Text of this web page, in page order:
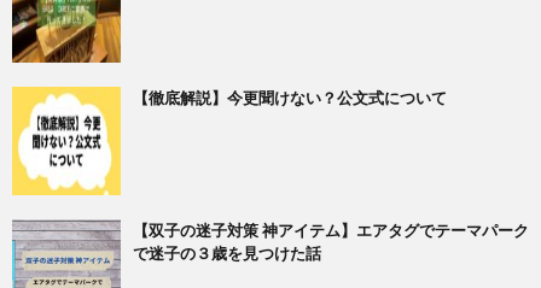
【徹底解説】今更聞けない？公文式について
【双子の迷子対策 神アイテム】エアタグでテーマパーク
で迷子の３歳を見つけた話